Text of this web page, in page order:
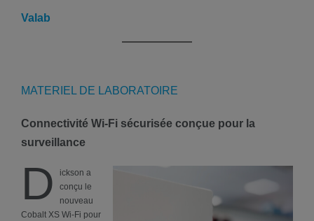
Valab
MATERIEL DE LABORATOIRE
Connectivité Wi-Fi sécurisée conçue pour la
surveillance
D
ickson a
conçu le
nouveau
Cobalt XS Wi-Fi pour